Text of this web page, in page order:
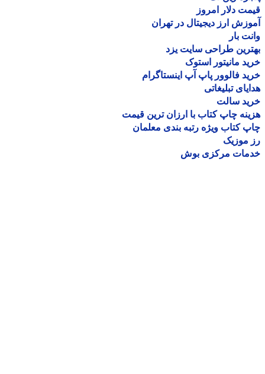
دلار امروز
ارز دیجیتال در تهران
بار
طراحی سایت یزد
مانیتور استوک
فالوور پاپ آپ اینستاگرام
تبلیغاتی
سالت
چاپ کتاب با ارزان ترین قیمت
کتاب ویژه رتبه بندی معلمان
موزیک
مرکزی بوش